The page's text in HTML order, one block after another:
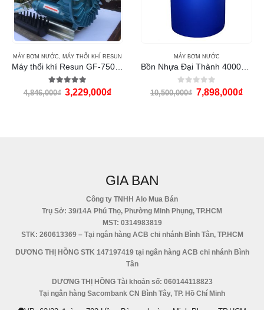
MÁY BƠM NƯỚC, MÁY THỔI KHÍ RESUN
5.00 out of 5
4,846,000₫ 3,229,000₫
MÁY BƠM NƯỚC
0out of 5
10,500,000₫ 7,898,000₫
GIA BAN
Công ty TNHH Alo Mua Bán
Trụ Sở: 39/14A Phú Thọ, Phường Minh Phụng, TP.HCM
MST: 0314983819
STK: 260613369 – Tại ngân hàng ACB chi nhánh Bình Tân, TP.HCM
DƯƠNG THỊ HỒNG STK 147197419 tại ngân hàng ACB chi nhánh Bình
Tân
DƯƠNG THỊ HỒNG Tài khoản số: 060144118823
Tại ngân hàng Sacombank CN Bình Tây, TP. Hồ Chí Minh